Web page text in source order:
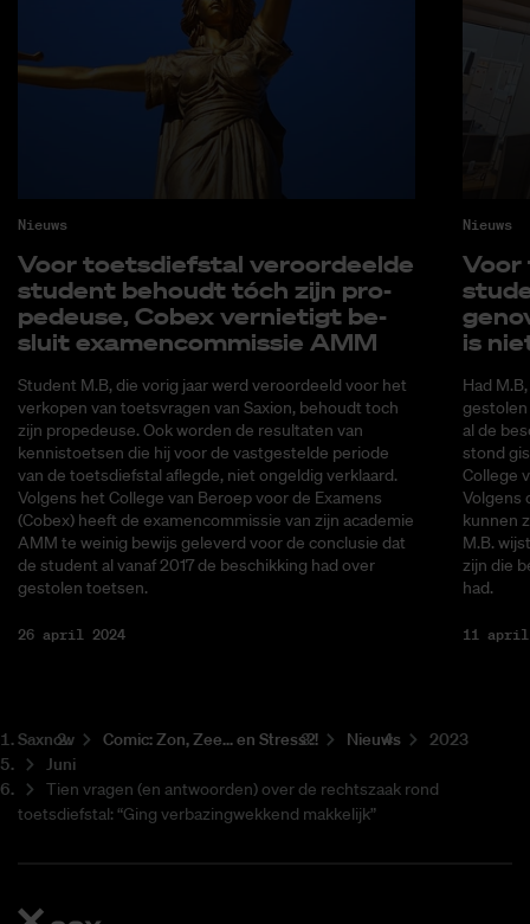
Nieuws
Voor toets­dief­stal ver­oor­deel­de
stu­dent be­houdt tóch zijn pro­
pe­deu­se, Co­bex ver­nie­tigt be­
sluit exa­men­com­mis­sie AMM
Student M.B, die vorig jaar werd veroordeeld voor het
verkopen van toetsvragen van Saxion, behoudt toch
zijn propedeuse. Ook worden de resultaten van
kennistoetsen die hij voor de vastgestelde periode
van de toetsdiefstal aflegde, niet ongeldig verklaard.
Volgens het College van Beroep voor de Examens
(Cobex) heeft de examencommissie van zijn academie
AMM te weinig bewijs geleverd voor de conclusie dat
de student al vanaf 2017 de beschikking had over
gestolen toetsen.
26 april 2024
Nieuws
Voor
is
Had
al de
stond
College
Volgens
kunnen
M.B.
zijn die
had.
11 april
Saxnow Co­mic: Zon, Zee... en Stress?! Nieuws
2023
Juni
Tien vragen (en antwoorden) over de rechtszaak rond
toetsdiefstal: “Ging verbazingwekkend makkelijk”